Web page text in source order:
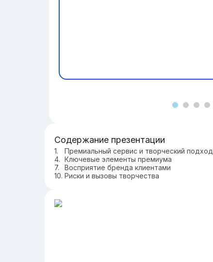
Содержание презентации
Премиальный сервис и творческий подход
Ключевые элементы премиума
Восприятие бренда клиентами
Риски и вызовы творчества